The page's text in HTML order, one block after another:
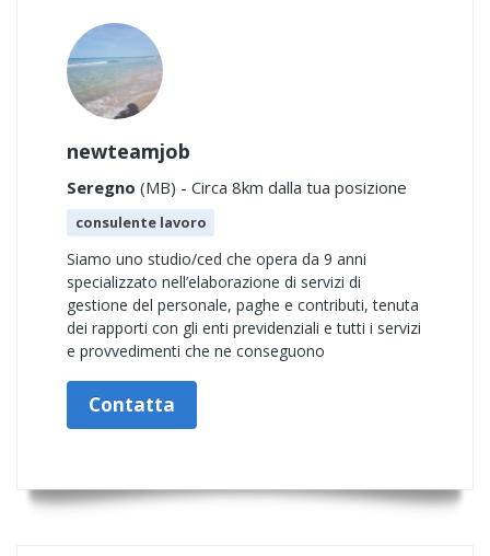
newteamjob
Seregno (MB) - Circa 8km dalla tua posizione
consulente lavoro
Siamo uno studio/ced che opera da 9 anni
specializzato nell’elaborazione di servizi di
gestione del personale, paghe e contributi, tenuta
dei rapporti con gli enti previdenziali e tutti i servizi
e provvedimenti che ne conseguono
Contatta